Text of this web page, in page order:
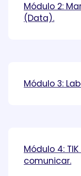
Módulo 2:
(Data).
Módulo 3:
Módulo 4:
comunicar.